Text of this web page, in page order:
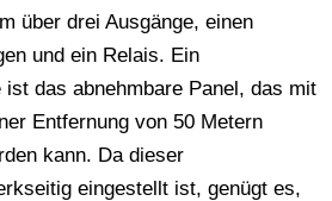
über drei Ausgänge, einen
und ein Relais. Ein
das abnehmbare Panel, das mit
Entfernung von 50 Metern
kann. Da dieser
eingestellt ist, genügt es,